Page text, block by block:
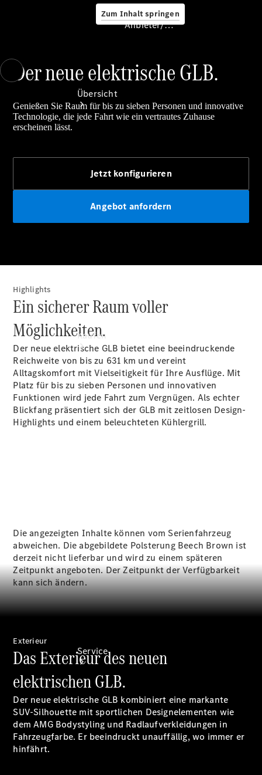
Zum Inhalt springen
Anbieter/Datenschutz
Übersicht
Startseite
Kontakt
Standortsuche
Kaufen
Finanzierung
Service
Anbieter/Datenschutz
Der neue elektrische GLB.
Genießen Sie Raum für bis zu sieben Personen und innovative
Technologie, die jede Fahrt wie ein vertrautes Zuhause
erscheinen lässt.
Jetzt konfigurieren
Angebot anfordern
Highlights
Ein sicherer Raum voller
Möglichkeiten.
Der neue elektrische GLB bietet eine beeindruckende
Reichweite von bis zu 631 km und vereint
Alltagskomfort mit Vielseitigkeit für Ihre Ausflüge. Mit
Platz für bis zu sieben Personen und innovativen
Funktionen wird jede Fahrt zum Vergnügen. Als echter
Blickfang präsentiert sich der GLB mit zeitlosen Design-
Highlights und einem beleuchteten Kühlergrill.
Die angezeigten Inhalte können vom Serienfahrzeug
abweichen. Die abgebildete Polsterung Beech Brown ist
derzeit nicht lieferbar und wird zu einem späteren
Zeitpunkt angeboten. Der Zeitpunkt der Verfügbarkeit
kann sich ändern.
Exterieur
Das Exterieur des neuen
elektrischen GLB.
Der neue elektrische GLB kombiniert eine markante
SUV-Silhouette mit sportlichen Designelementen wie
dem AMG Bodystyling und Radlaufverkleidungen in
Fahrzeugfarbe. Er beeindruckt unauffällig, wo immer er
hinfährt.